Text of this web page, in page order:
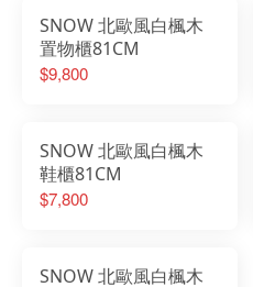
SNOW 北歐風白楓木
置物櫃81CM
$9,800
SNOW 北歐風白楓木
鞋櫃81CM
$7,800
SNOW 北歐風白楓木